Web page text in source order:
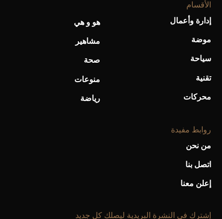
أحذية Mary Jane: ترف وأناقة للرجال
الأقسام
إدارة وأعمال
موضة
سياحة
تقنية
محركات
هو و هي
مشاهير
صحة
منوعات
رياضة
روابط مفيدة
من نحن
اتصل بنا
إعلن معنا
إشترك فى النشرة البريدية ليصلك كل جديد